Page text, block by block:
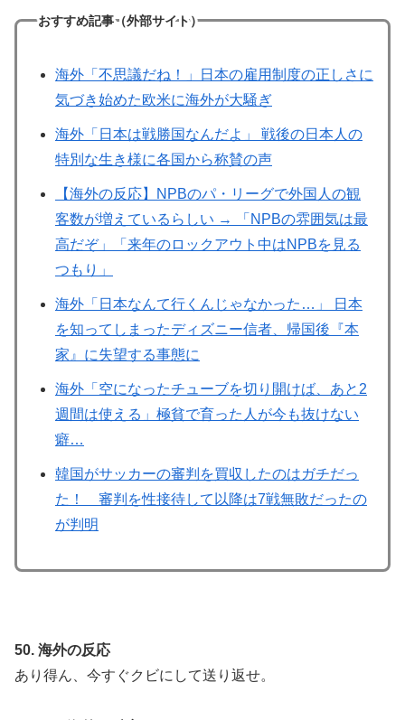
おすすめ記事（外部サイト）
海外「不思議だね！」日本の雇用制度の正しさに
気づき始めた欧米に海外が大騒ぎ
海外「日本は戦勝国なんだよ」 戦後の日本人の
特別な生き様に各国から称賛の声
【海外の反応】NPBのパ・リーグで外国人の観
客数が増えているらしい → 「NPBの雰囲気は最
高だぞ」「来年のロックアウト中はNPBを見る
つもり」
海外「日本なんて行くんじゃなかった…」 日本
を知ってしまったディズニー信者、帰国後『本
家』に失望する事態に
海外「空になったチューブを切り開けば、あと2
週間は使える」極貧で育った人が今も抜けない
癖…
韓国がサッカーの審判を買収したのはガチだっ
た！ 審判を性接待して以降は7戦無敗だったの
が判明
50. 海外の反応
あり得ん、今すぐクビにして送り返せ。